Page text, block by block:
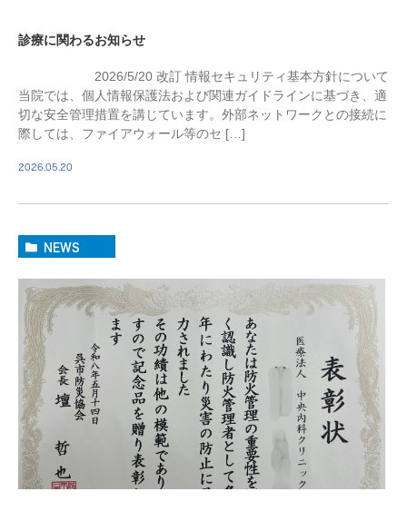
診療に関わるお知らせ
2026/5/20 改訂 情報セキュリティ基本方針について
当院では、個人情報保護法および関連ガイドラインに基づき、適
切な安全管理措置を講じています。外部ネットワークとの接続に
際しては、ファイアウォール等のセ […]
2026.05.20
NEWS